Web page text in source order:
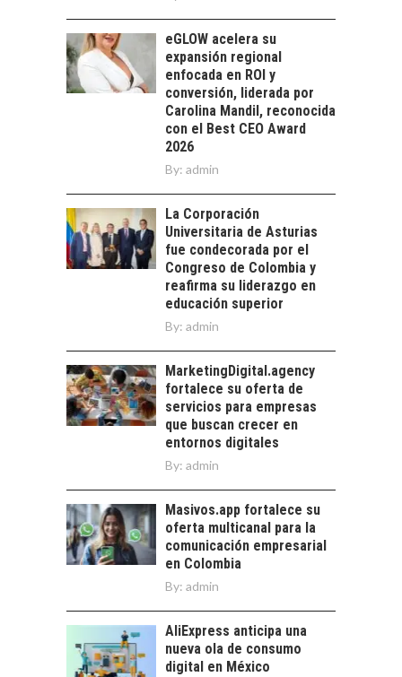
Chile como hub
tecnológico de
América Latina:
avances y desafíos…
LA
TRANSFORMACIÓN
DE LOS RECURSOS
HUMANOS EN LAS
EMPRESAS
CHILENAS
estratégica de los
recursos humanos en
las empresas…
FINANCIAMIENTO
PARA PYMES EN
CHILE:
ALTERNATIVAS MÁS
ALLÁ DEL CRÉDITO
BANCARIO
Financiamiento para
pymes en Chile:
alternativas que
trascienden el
crédito…
EL CRECIMIENTO DE
LOS SERVICIOS
DIGITALES
EXPORTADOS DESDE
CHILE
servicios digitales en
Chile:…
eGLOW acelera su
expansión regional
enfocada en ROI y
conversión, liderada por
Carolina Mandil, reconocida
con el Best CEO Award
2026
By: admin
La Corporación
Universitaria de Asturias
fue condecorada por el
Congreso de Colombia y
reafirma su liderazgo en
educación superior
By: admin
MarketingDigital.agency
fortalece su oferta de
servicios para empresas
que buscan crecer en
entornos digitales
By: admin
Masivos.app fortalece su
oferta multicanal para la
comunicación empresarial
en Colombia
By: admin
AliExpress anticipa una
nueva ola de consumo
digital en México